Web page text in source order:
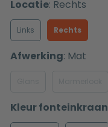
Locatie: Rechts
Links Rechts
Afwerking: Mat
Kleur fonteinkraan